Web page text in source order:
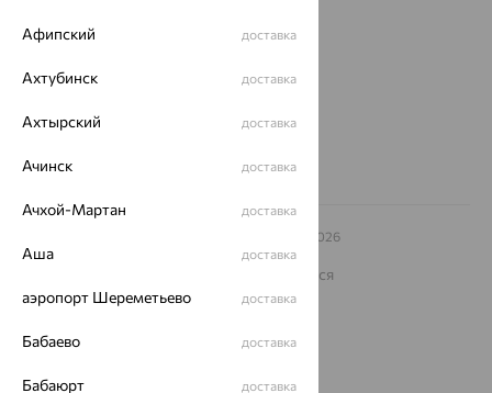
еще 3
Другие города
8 (800) 250-02-30
Заказать звонок
– 2026
Архив акций
Карта сайта
На информационном ресурсе применяются
рекомендательные технологии
Политика конфеденциальности
Афипский доставка
Ахтубинск доставка
Ахтырский доставка
Ачинск доставка
Ачхой-Мартан доставка
Аша доставка
аэропорт Шереметьево доставка
Бабаево доставка
Бабаюрт доставка